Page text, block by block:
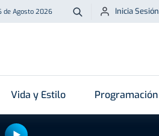
de Agosto 2026 Buscar
Inicia Sesión
Vida y Estilo Programación